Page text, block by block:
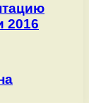
2016